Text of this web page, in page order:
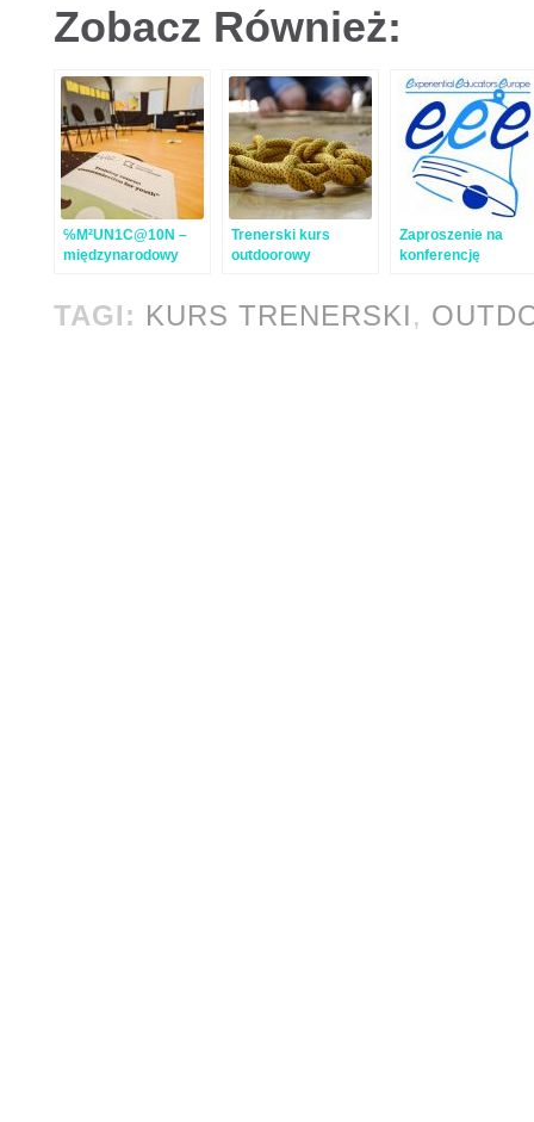
Zobacz Również:
℅M²UN1C@10N –
międzynarodowy
Trenerski kurs
outdoorowy
Zaproszenie na
konferencję
(EEE) 2020
TAGI: KURS TRENERSKI,